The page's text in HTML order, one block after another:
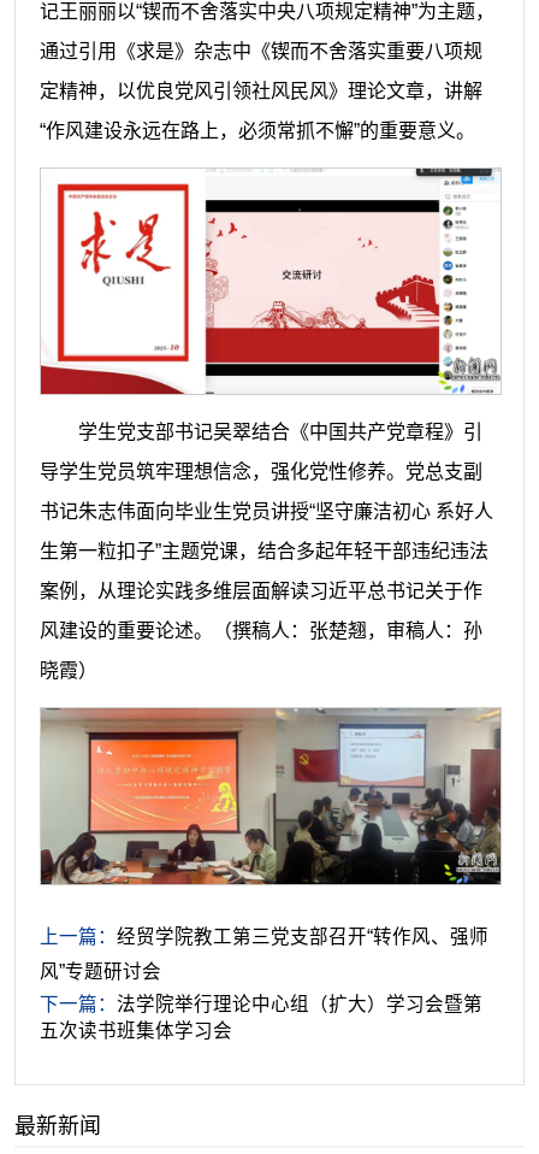
记王丽丽以“锲而不舍落实中央八项规定精神”为主题，
通过引用《求是》杂志中《锲而不舍落实重要八项规
定精神，以优良党风引领社风民风》理论文章，讲解
“作风建设永远在路上，必须常抓不懈”的重要意义。
学生党支部书记吴翠结合《中国共产党章程》引
导学生党员筑牢理想信念，强化党性修养。党总支副
书记朱志伟面向毕业生党员讲授“坚守廉洁初心 系好人
生第一粒扣子”主题党课，结合多起年轻干部违纪违法
案例，从理论实践多维层面解读习近平总书记关于作
风建设的重要论述。（撰稿人：张楚翘，审稿人：孙
晓霞）
上一篇： 经贸学院教工第三党支部召开“转作风、强师
风”专题研讨会
下一篇： 法学院举行理论中心组（扩大）学习会暨第
五次读书班集体学习会
最新新闻